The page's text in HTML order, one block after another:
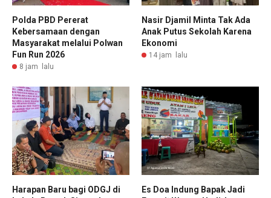
Polda PBD Pererat
Kebersamaan dengan
Masyarakat melalui Polwan
Fun Run 2026
8 jam lalu
Nasir Djamil Minta Tak Ada
Anak Putus Sekolah Karena
Ekonomi
14 jam lalu
Harapan Baru bagi ODGJ di
Es Doa Indung Bapak Jadi